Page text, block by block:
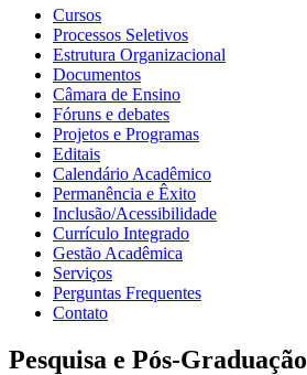
Cursos
Processos Seletivos
Estrutura Organizacional
Documentos
Câmara de Ensino
Fóruns e debates
Projetos e Programas
Editais
Calendário Acadêmico
Permanência e Êxito
Inclusão/Acessibilidade
Currículo Integrado
Gestão Acadêmica
Serviços
Perguntas Frequentes
Contato
Pesquisa e Pós-Graduação